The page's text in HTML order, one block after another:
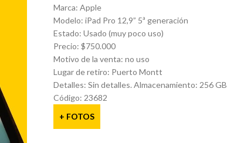
Marca: Apple
Modelo: iPad Pro 12,9” 5ª generación
Estado: Usado (muy poco uso)
Precio: $750.000
Motivo de la venta: no uso
Lugar de retiro: Puerto Montt
Detalles: Sin detalles. Almacenamiento: 256 GB
Código: 23682
+ FOTOS